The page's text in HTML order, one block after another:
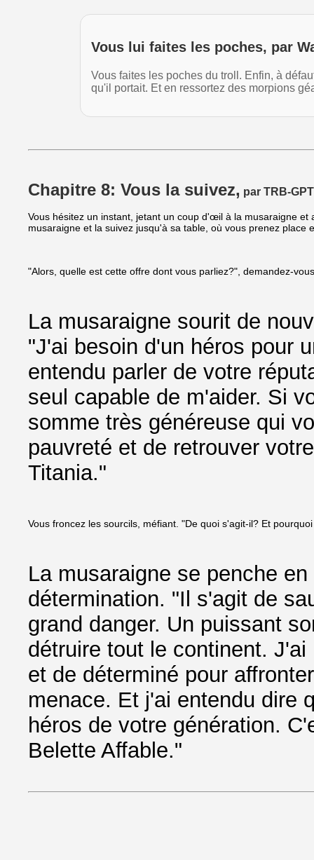
Vous lui faites les poches, par
Vous faites les poches du troll. Enfin, à
qu'il portait. Et en ressortez des morpions
Chapitre 8: Vous la suivez, par TRB-GPT
Vous hésitez un instant, jetant un coup d'œil à la musaraigne
musaraigne et la suivez jusqu'à sa table, où vous prenez place
"Alors, quelle est cette offre dont vous parliez?", demandez-
La musaraigne sourit de
"J'ai besoin d'un héros pour
entendu parler de votre
seul capable de m'aider. Si
somme très généreuse qui
pauvreté et de retrouver
Titania."
Vous froncez les sourcils, méfiant. "De quoi s'agit-il? Et
La musaraigne se penche
détermination. "Il s'agit de
grand danger. Un puissant
détruire tout le continent.
et de déterminé pour
menace. Et j'ai entendu dire
héros de votre génération.
Belette Affable."